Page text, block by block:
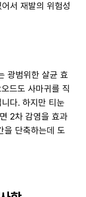
서 재발의 위험성
광범위한 살균 효
드도 사마귀를 직
다. 하지만 티눈
2차 감염을 효과
을 단축하는데 도